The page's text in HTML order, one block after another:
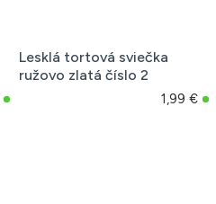
Lesklá tortová sviečka
ružovo zlatá číslo 2
1,99 €